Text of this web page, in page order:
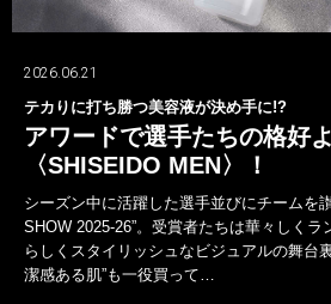
2026.07.24
山下智久が〈ブルガリ〉の新しいオクトとと
一面では語れない多彩な表
山下智久は、デビューから今年活動30周年
きた軌跡は、けっして平坦ではなかった。
の活動など常に新たな道を自ら切り拓いて
ガリ〉の“オクト フィニッシモ”がある。そ